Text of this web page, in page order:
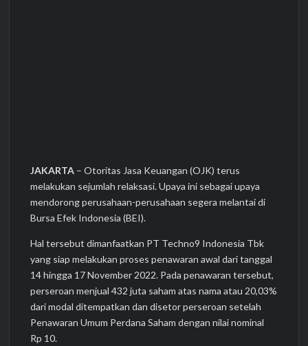
JAKARTA – Otoritas Jasa Keuangan (OJK) terus
melakukan sejumlah relaksasi. Upaya ini sebagai upaya
mendorong perusahaan-perusahaan segera melantai di
Bursa Efek Indonesia (BEI).
Hal tersebut dimanfaatkan PT Techno9 Indonesia Tbk
yang siap melakukan proses penawaran awal dari tanggal
14 hingga 17 November 2022. Pada penawaran tersebut,
perseroan menjual 432 juta saham atas nama atau 20,03%
dari modal ditempatkan dan disetor perseroan setelah
Penawaran Umum Perdana Saham dengan nilai nominal
Rp 10.